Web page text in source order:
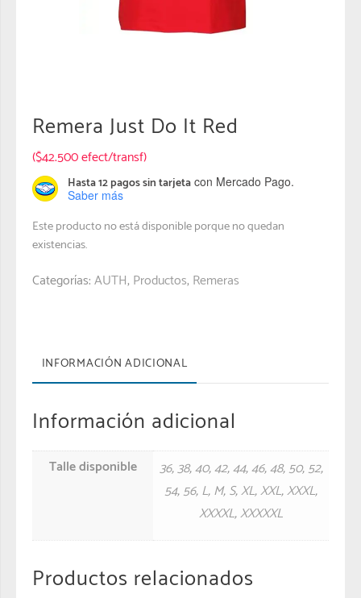
Remera Just Do It Red
($42.500 efect/transf)
Hasta 12 pagos sin tarjeta con Mercado Pago.
Saber más
Este producto no está disponible porque no quedan
existencias.
Categorías:AUTH,Productos,Remeras
INFORMACIÓN ADICIONAL
Información adicional
Talle disponible 36,38,40,42,44,46,48,50,52,
54,56,L,M,S,XL,XXL,XXXL,
XXXXL,XXXXXL
Productos relacionados